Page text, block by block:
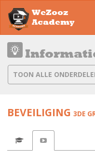
WeZooz
Academy
TOON ALLE
BEVEILIGING 3DE